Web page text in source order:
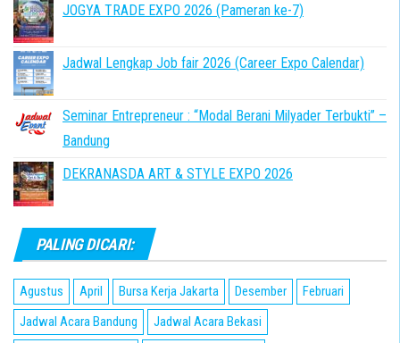
JOGYA TRADE EXPO 2026 (Pameran ke-7)
Jadwal Lengkap Job fair 2026 (Career Expo Calendar)
Seminar Entrepreneur : “Modal Berani Milyader Terbukti” –
Bandung
DEKRANASDA ART & STYLE EXPO 2026
PALING DICARI:
Agustus April Bursa Kerja Jakarta Desember
Februari
Jadwal Acara Bandung
Jadwal Acara Bekasi